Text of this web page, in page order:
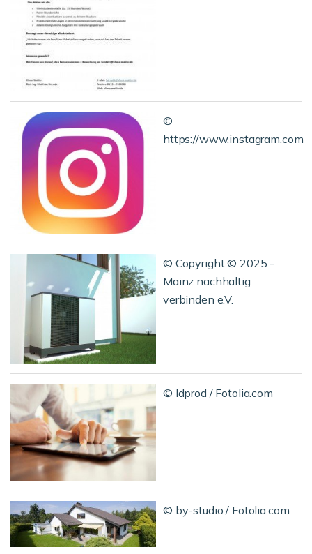
©
https://www.instagram.com
© Copyright © 2025 -
Mainz nachhaltig
verbinden e.V.
© ldprod / Fotolia.com
© by-studio / Fotolia.com